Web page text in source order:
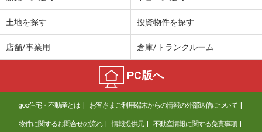
土地を探す 投資物件を探す
店舗/事業用 倉庫/トランクルーム
PC版へ
goo住宅・不動産とは お客さまご利用端末からの情報の外部送信について
物件に関するお問合せの流れ 情報提供元 不動産情報に関する免責事項